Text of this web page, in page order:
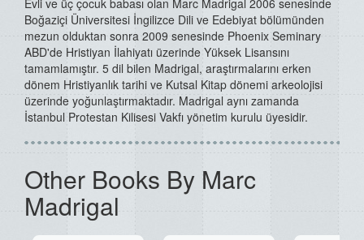
Evli ve üç çocuk babası olan Marc Madrigal 2006 senesinde
Boğaziçi Üniversitesi İngilizce Dili ve Edebiyat bölümünden
mezun olduktan sonra 2009 senesinde Phoenix Seminary
ABD'de Hristiyan İlahiyatı üzerinde Yüksek Lisansını
tamamlamıştır. 5 dil bilen Madrigal, araştırmalarını erken
dönem Hristiyanlık tarihi ve Kutsal Kitap dönemi arkeolojisi
üzerinde yoğunlaştırmaktadır. Madrigal aynı zamanda
İstanbul Protestan Kilisesi Vakfı yönetim kurulu üyesidir.
Other Books By Marc
Madrigal